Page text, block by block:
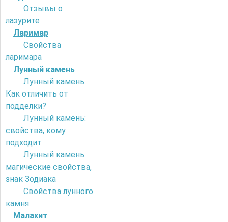
Отзывы о
лазурите
Ларимар
Свойства
ларимара
Лунный камень
Лунный камень.
Как отличить от
подделки?
Лунный камень:
свойства, кому
подходит
Лунный камень:
магические свойства,
знак Зодиака
Свойства лунного
камня
Малахит